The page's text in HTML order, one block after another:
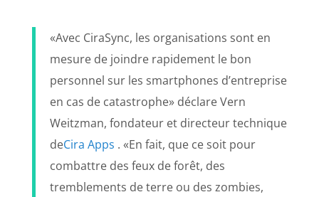
«Avec CiraSync, les organisations sont en
mesure de joindre rapidement le bon
personnel sur les smartphones d’entreprise
en cas de catastrophe» déclare Vern
Weitzman, fondateur et directeur technique
deCira Apps . «En fait, que ce soit pour
combattre des feux de forêt, des
tremblements de terre ou des zombies,